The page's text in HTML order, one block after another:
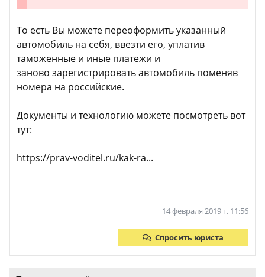
То есть Вы можете переоформить указанный
автомобиль на себя, ввезти его, уплатив
таможенные и иные платежи и
заново зарегистрировать автомобиль поменяв
номера на российские.
Документы и технологию можете посмотреть вот
тут:
https://prav-voditel.ru/kak-ra...
14 февраля 2019 г. 11:56
Спросить юриста